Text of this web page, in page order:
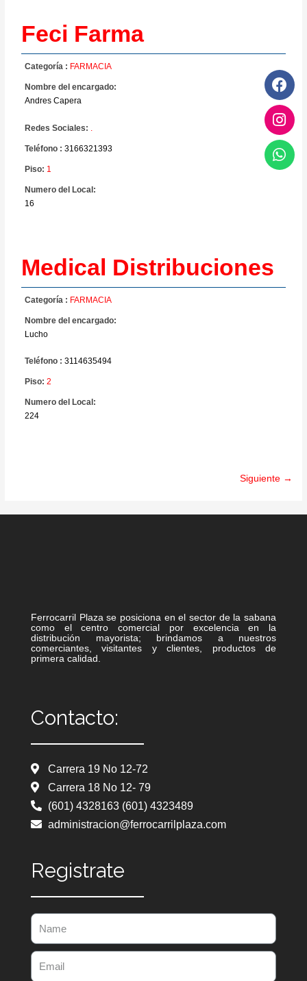
Feci Farma
Categoría : FARMACIA
Nombre del encargado:
Andres Capera
Redes Sociales:
Teléfono : 3166321393
Piso: 1
Numero del Local:
16
Medical Distribuciones
Categoría : FARMACIA
Nombre del encargado:
Lucho
Teléfono : 3114635494
Piso: 2
Numero del Local:
224
Siguiente →
Ferrocarril Plaza se posiciona en el sector de la sabana
como el centro comercial por excelencia en la
distribución mayorista; brindamos a nuestros
comerciantes, visitantes y clientes, productos de
primera calidad.
Contacto:
Carrera 19 No 12-72
Carrera 18 No 12- 79
(601) 4328163 (601) 4323489
administracion@ferrocarrilplaza.com
Registrate